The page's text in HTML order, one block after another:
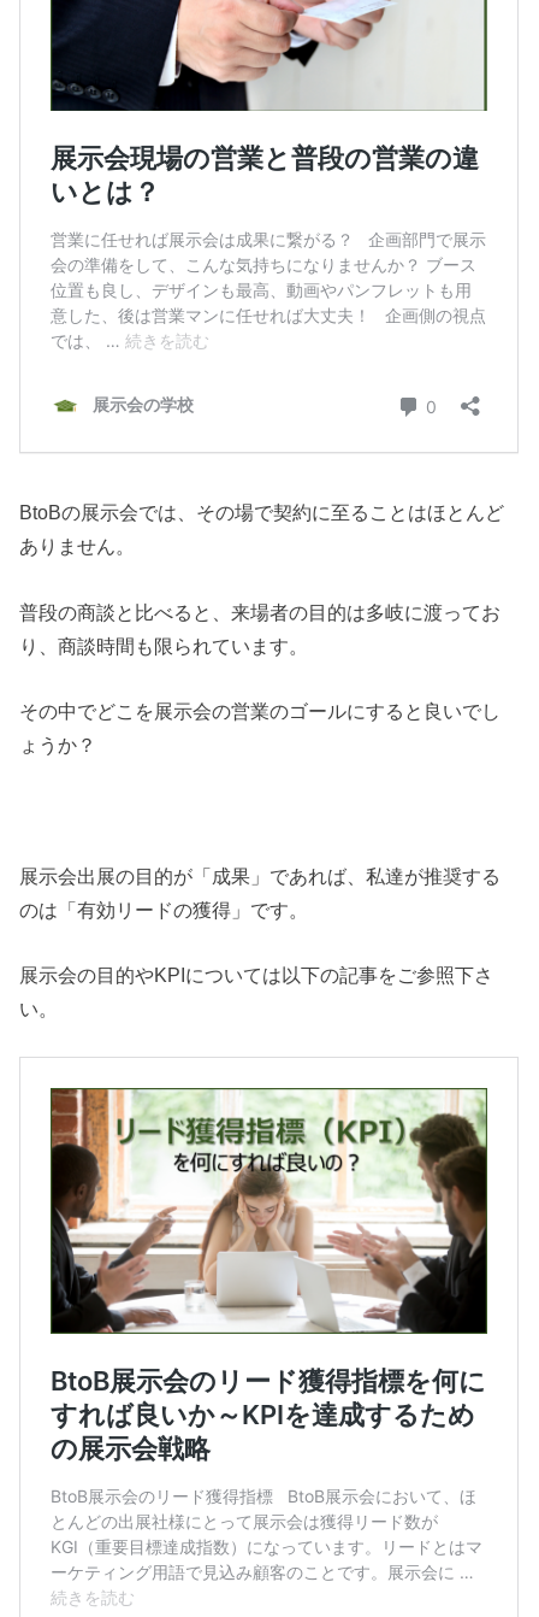
BtoBの展示会では、その場で契約に至ることはほとんど
ありません。
普段の商談と比べると、来場者の目的は多岐に渡ってお
り、商談時間も限られています。
その中でどこを展示会の営業のゴールにすると良いでし
ょうか？
展示会出展の目的が「成果」であれば、私達が推奨する
のは「有効リードの獲得」です。
展示会の目的やKPIについては以下の記事をご参照下さ
い。